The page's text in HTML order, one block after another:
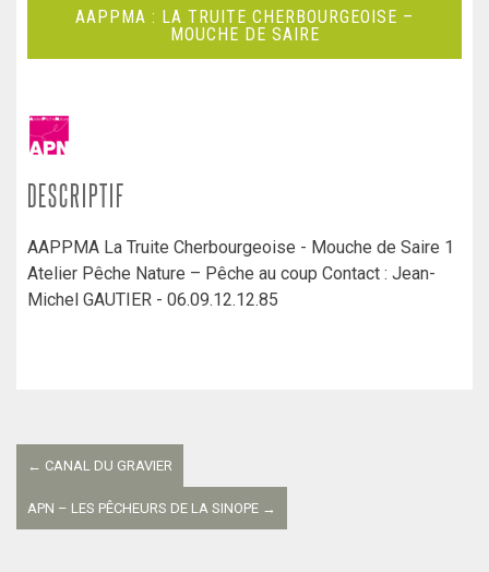
AAPPMA : LA TRUITE CHERBOURGEOISE –
MOUCHE DE SAIRE
DESCRIPTIF
AAPPMA La Truite Cherbourgeoise - Mouche de Saire 1
Atelier Pêche Nature – Pêche au coup Contact : Jean-
Michel GAUTIER - 06.09.12.12.85
entre
les
← CANAL DU GRAVIER
APN – LES PÊCHEURS DE LA SINOPE →